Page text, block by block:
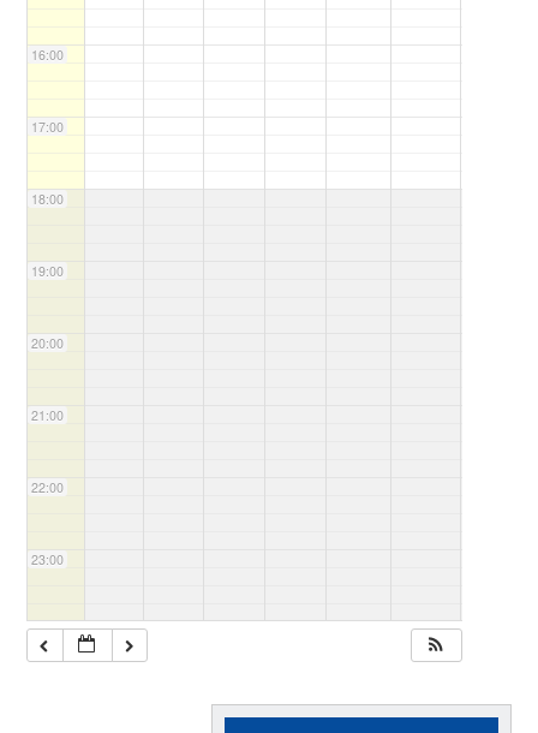
16:00
17:00
18:00
19:00
20:00
21:00
22:00
23:00